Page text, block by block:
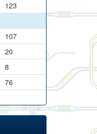
123
107
20
8
76